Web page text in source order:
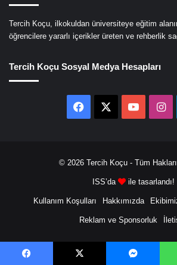
Tercih Koçu, ilkokuldan üniversiteye eğitim
öğrencilere yararlı içerikler üreten ve rehberlik
Tercih Koçu Sosyal Medya Hesapları
Facebook YouTube
© 2026 Tercih Koçu - Tüm Hakları
ISS’da ile tasarlandı!
Kullanım Koşulları Hakkımızda
Reklam ve Sponsorluk